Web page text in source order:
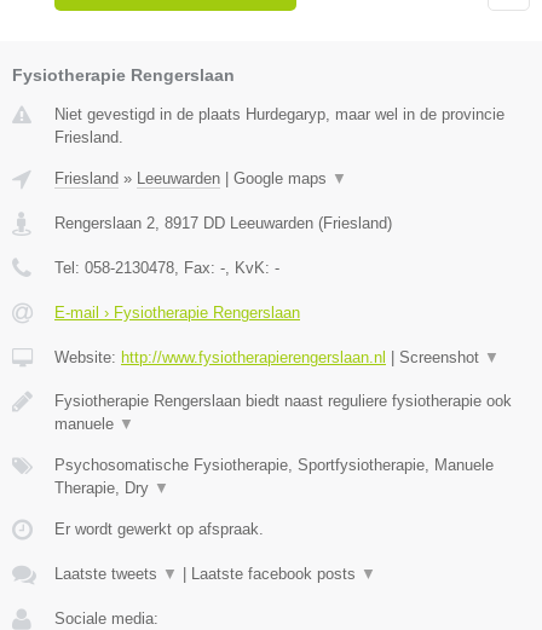
Fysiotherapie Rengerslaan
Niet gevestigd in de plaats Hurdegaryp, maar wel in de provincie
Friesland.
Friesland » Leeuwarden Google maps ▼
Rengerslaan 2, 8917 DD Leeuwarden (Friesland)
Tel: 058-2130478, Fax: -, KvK: -
E-mail › Fysiotherapie Rengerslaan
Website: http://www.fysiotherapierengerslaan.nl Screenshot ▼
Fysiotherapie Rengerslaan biedt naast reguliere fysiotherapie ook
manuele ▼
Psychosomatische Fysiotherapie, Sportfysiotherapie, Manuele
Therapie, Dry ▼
Er wordt gewerkt op afspraak.
Laatste tweets ▼ Laatste facebook posts ▼
Sociale media: